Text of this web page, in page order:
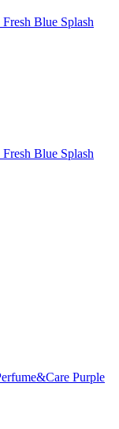
Blue Splash
Blue Splash
Purple